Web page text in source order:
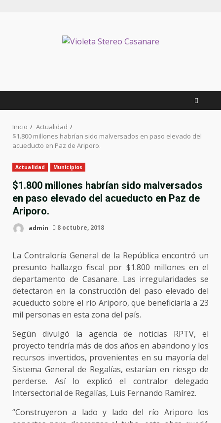
Inicio
Actualidad
$1.800 millones habrían sido malversados en paso elevado del
acueducto en Paz de Ariporo.
Actualidad Municipios
$1.800 millones habrían sido malversados
en paso elevado del acueducto en Paz de
Ariporo.
admin 8 octubre, 2018
La Contraloría General de la República encontró un
presunto hallazgo fiscal por $1.800 millones en el
departamento de Casanare. Las irregularidades se
detectaron en la construcción del paso elevado del
acueducto sobre el río Ariporo, que beneficiaría a 23
mil personas en esta zona del país.
Según divulgó la agencia de noticias RPTV, el
proyecto tendría más de dos años en abandono y los
recursos invertidos, provenientes en su mayoría del
Sistema General de Regalías, estarían en riesgo de
perderse. Así lo explicó el contralor delegado
Intersectorial de Regalías, Luis Fernando Ramírez.
“Construyeron a lado y lado del río Ariporo los